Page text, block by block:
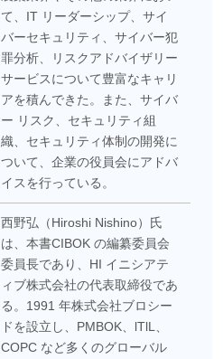
て、IT リーダーシップ、サイ
バーセキュリティ、サイバー犯
罪分析、リスクアドバイザリー
サービスについて豊富なキャリ
アを積んできた。また、サイバ
ー リスク、セキュリティ組
織、セキュリティ体制の開発に
ついて、企業の役員会にアドバ
イスを行っている。
西野弘（Hiroshi Nishino）氏
は、本書CIBOK の編纂委員会
委員長であり、HI イニシアテ
ィブ株式会社の代表取締役であ
る。1991 年株式会社ブロシー
ドを設立し、PMBOK、lTlL、
COPC など多くのグローバル